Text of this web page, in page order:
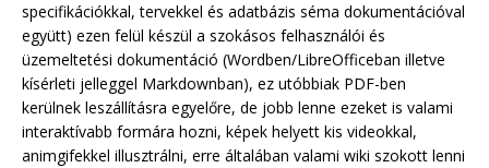
specifikációkkal, tervekkel és adatbázis séma dokumentációval
együtt) ezen felül készül a szokásos felhasználói és
üzemeltetési dokumentáció (Wordben/LibreOfficeban illetve
kísérleti jelleggel Markdownban), ez utóbbiak PDF-ben
kerülnek leszállításra egyelőre, de jobb lenne ezeket is valami
interaktívabb formára hozni, képek helyett kis videokkal,
animgifekkel illusztrálni, erre általában valami wiki szokott lenni